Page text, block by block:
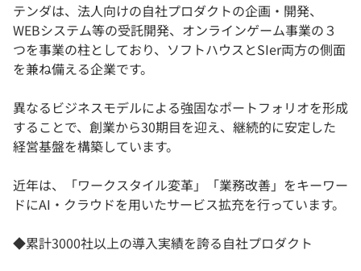
法人向けプラン
学校向けプラン
テンダは、法人向けの自社プロダクトの企画・開発、
WEBシステム等の受託開発、オンラインゲーム事業の３
つを事業の柱としており、ソフトハウスとSIer両方の側面
を兼ね備える企業です。
異なるビジネスモデルによる強固なポートフォリオを形成
することで、創業から30期目を迎え、継続的に安定した
経営基盤を構築しています。
近年は、「ワークスタイル変革」「業務改善」をキーワー
ドにAI・クラウドを用いたサービス拡充を行っています。
◆累計3000社以上の導入実績を誇る自社プロダクト